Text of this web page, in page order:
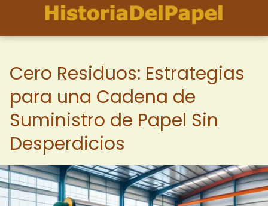
Cero Residuos: Estrategias
para una Cadena de
Suministro de Papel Sin
Desperdicios